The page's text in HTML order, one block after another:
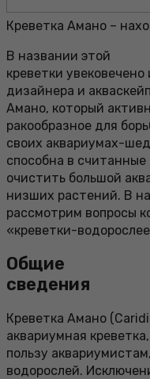
Креветка Амано –
В названии этой
креветки
дизайнера и
Амано, который
ракообразное для
своих аквариумах-
способна в считанные
очистить большой
низших растений. В
рассмотрим вопросы
«креветки-
Общие
сведения
Креветка Амано
аквариумная
пользу
водорослей.